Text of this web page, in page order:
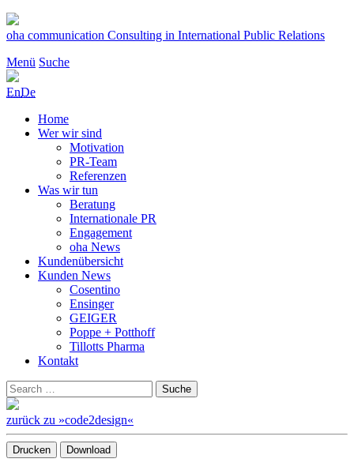
Zum
Inhalt
oha communication Consulting in International Public Relations
Menü Suche
EnDe
Home
Wer wir sind
Motivation
PR-Team
Referenzen
Was wir tun
Beratung
Internationale PR
Engagement
oha News
Kundenübersicht
Kunden News
Cosentino
Ensinger
GEIGER
Poppe + Potthoff
Tillotts Pharma
Kontakt
Suchen
nach:
Suche
zurück zu »code2design«
Drucken Download